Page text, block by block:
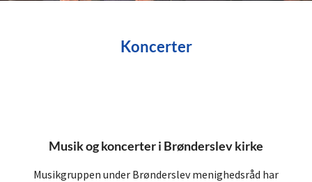
Koncerter
Musik og koncerter i Brønderslev kirke
Musikgruppen under Brønderslev menighedsråd har